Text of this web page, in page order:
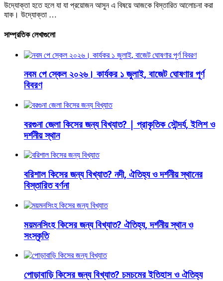
উদ্যোক্তা হতে হলে যা যা প্রয়োজন আসুন এ বিষয়ে আজকে বিস্তারিত আলোচনা করা
যাক। উদ্যোক্তা …
সাম্প্রতিক লেখাগুলো
নবম পে স্কেল ২০২৬। কার্যকর ১ জুলাই, বাজেট ঘোষণার পূর্ণ
বিবরণ
বরগুনা জেলা কিসের জন্য বিখ্যাত? | প্রাকৃতিক সৌন্দর্য, ইলিশ ও
দর্শনীয় স্থান
বরিশাল কিসের জন্য বিখ্যাত? নদী, ঐতিহ্য ও দর্শনীয় স্থানের
বিস্তারিত বর্ণনা
ময়মনসিংহ কিসের জন্য বিখ্যাত? ঐতিহ্য, দর্শনীয় স্থান ও
সংস্কৃতি
পোড়াবাড়ি কিসের জন্য বিখ্যাত? চমচমের ইতিহাস ও ঐতিহ্য